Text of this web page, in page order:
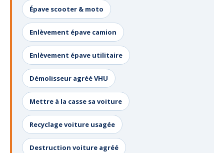
Épave scooter & moto
Enlèvement épave camion
Enlèvement épave utilitaire
Démolisseur agréé VHU
Mettre à la casse sa voiture
Recyclage voiture usagée
Destruction voiture agréé